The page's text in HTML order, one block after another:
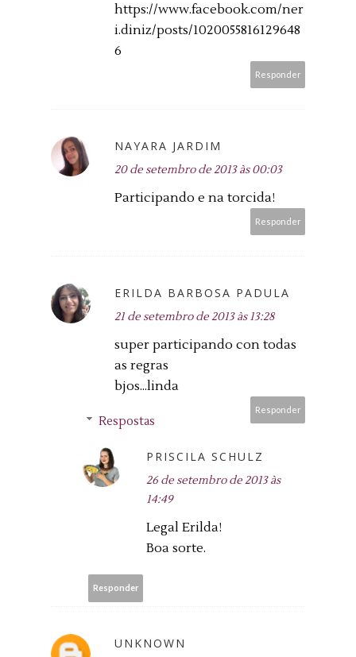
https://www.facebook.com/ner
i.diniz/posts/1020055816129648
6
Responder
NAYARA JARDIM
20 de setembro de 2013 às 00:03
Participando e na torcida!
Responder
ERILDA BARBOSA PADULA
21 de setembro de 2013 às 13:28
super participando con todas
as regras
bjos...linda
Responder
Respostas
PRISCILA SCHULZ
26 de setembro de 2013 às
14:49
Legal Erilda!
Boa sorte.
Responder
UNKNOWN